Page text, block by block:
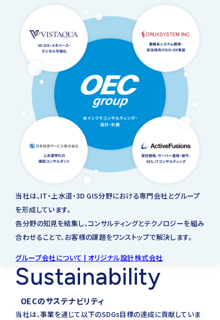
取締役（執行役員・技術統括）
牧瀨 統
取締役（執行役員・西日本支社長）
井上 裕之
社外取締役
上符 勝弘
常勤監査役
永井 周
社外監査役
岡田 義明
社外監査役
宮原 晃樹
APEC Engineer
International Professional
Engineer
―
総合技術監理
上下水道
建設
電気電子
RCCM
上水道及び工業用水
道
建設情報
河川、砂防及び海岸・
当社は、IT・上水道・3D GIS分野における専門会社とグループ
を形成しています。
各分野の知見を結集し、コンサルティングとテクノロジーを組み
合わせることで、お客様の課題をワンストップで解決します。
グループ会社について | オリジナル設計株式会社
Sustainability
OECのサステナビリティ
当社は、事業を通じて以下のSDGs目標の達成に貢献していま